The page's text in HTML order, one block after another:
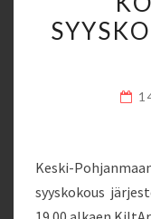
Keski-
syyskokous